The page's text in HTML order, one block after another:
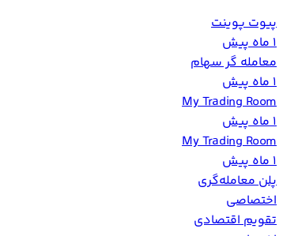
پیوت پوینت
1 ماه پیش
معامله گر سهام
1 ماه پیش
My Trading Room
1 ماه پیش
My Trading Room
1 ماه پیش
پلن معامله‌گری
اختصاصی
تقویم اقتصادی